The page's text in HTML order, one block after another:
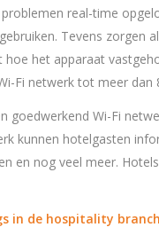
real-time
Tevens zorgen
hoe het apparaat
Fi netwerk tot meer dan
goedwerkend Wi-Fi
kunnen hotelgasten
en nog veel meer.
in de hospitality